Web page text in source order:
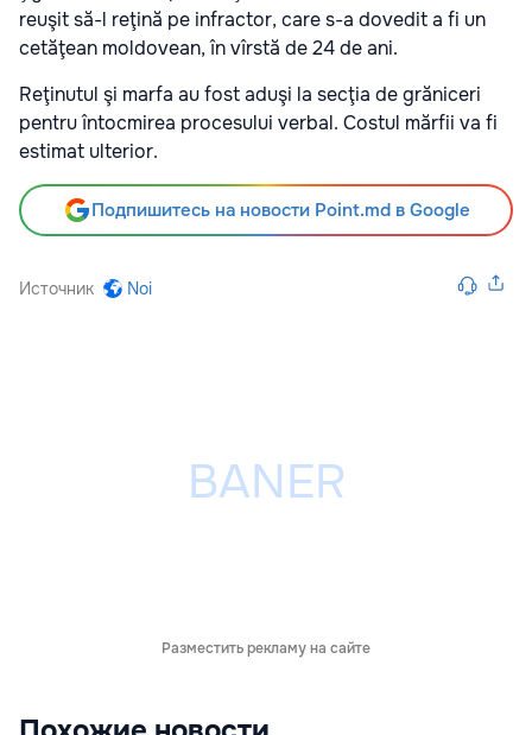
reuşit să-l reţină pe infractor, care s-a dovedit a fi un
cetăţean moldovean, în vîrstă de 24 de ani.
Reţinutul şi marfa au fost aduşi la secţia de grăniceri
pentru întocmirea procesului verbal. Costul mărfii va fi
estimat ulterior.
Подпишитесь на новости Point.md в Google
Источник Noi
Разместить рекламу на сайте